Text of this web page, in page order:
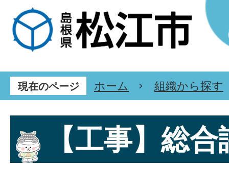
現在のページ ホーム 組織から探す
【工事】総